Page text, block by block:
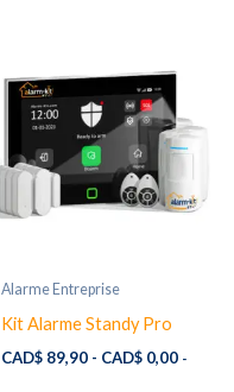
Alarme Entreprise
Kit Alarme Standy Pro
CAD$89,90- CAD$0,00 -